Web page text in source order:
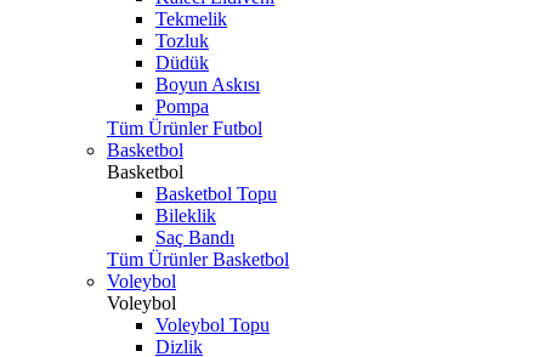
Tekmelik
Tozluk
Düdük
Boyun Askısı
Pompa
Tüm Ürünler Futbol
Basketbol
Basketbol
Basketbol Topu
Bileklik
Saç Bandı
Tüm Ürünler Basketbol
Voleybol
Voleybol
Voleybol Topu
Dizlik